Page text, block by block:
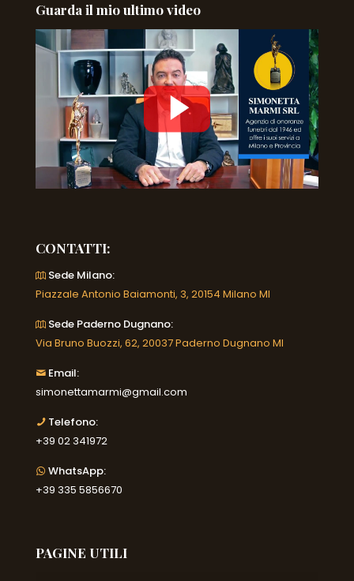
Guarda il mio ultimo video
CONTATTI:
Sede Milano:
Piazzale Antonio Baiamonti, 3, 20154 Milano MI
Sede Paderno Dugnano:
Via Bruno Buozzi, 62, 20037 Paderno Dugnano MI
Email:
simonettamarmi@gmail.com
Telefono:
+39 02 341972
WhatsApp:
+39 335 5856670
PAGINE UTILI